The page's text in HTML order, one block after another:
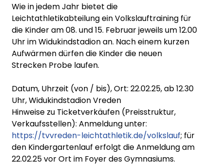
Wie in jedem Jahr bietet die
Leichtathletikabteilung ein Volkslauftraining für
die Kinder am 08. und 15. Februar jeweils um 12.00
Uhr im Widukindstadion an. Nach einem kurzen
Aufwärmen dürfen die Kinder die neuen
Strecken Probe laufen.
Datum, Uhrzeit (von / bis), Ort: 22.02.25, ab 12.30
Uhr, Widukindstadion Vreden
Hinweise zu Ticketverkäufen (Preisstruktur,
Verkaufsstellen): Anmeldung unter:
https://tvvreden-leichtathletik.de/volkslauf; für
den Kindergartenlauf erfolgt die Anmeldung am
22.02.25 vor Ort im Foyer des Gymnasiums.